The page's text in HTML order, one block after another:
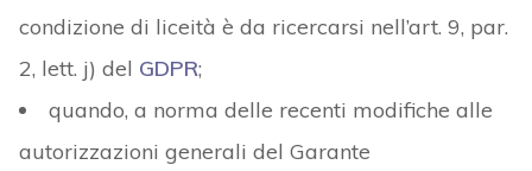
condizione di liceità è da ricercarsi nell’art. 9, par.
2, lett. j) del GDPR;
quando, a norma delle recenti modifiche alle
autorizzazioni generali del Garante